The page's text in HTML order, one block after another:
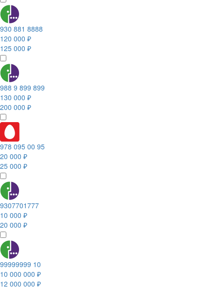
930 881 8888
120 000 ₽
125 000 ₽
988 9 899 899
130 000 ₽
200 000 ₽
978 095 00 95
20 000 ₽
25 000 ₽
9307701777
10 000 ₽
20 000 ₽
99999999 10
10 000 000 ₽
12 000 000 ₽